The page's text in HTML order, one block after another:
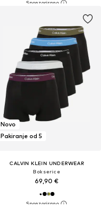
Novo
Pakiranje od 5
CALVIN KLEIN UNDERWEAR
Bokserice
69,90 €